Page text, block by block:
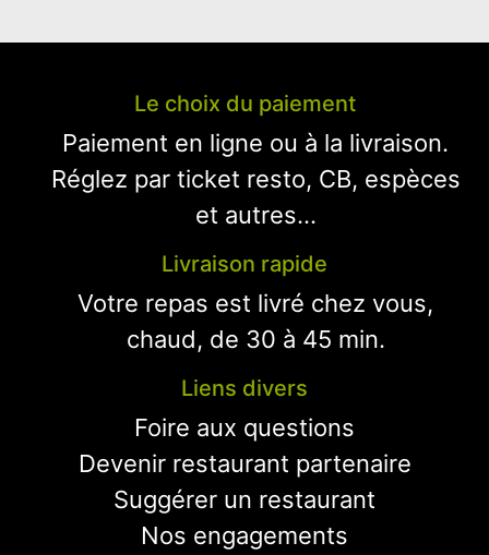
Le choix du paiement
Paiement en ligne ou à la livraison.
Réglez par ticket resto, CB, espèces
et autres...
Livraison rapide
Votre repas est livré chez vous,
chaud, de 30 à 45 min.
Liens divers
Foire aux questions
Devenir restaurant partenaire
Suggérer un restaurant
Nos engagements